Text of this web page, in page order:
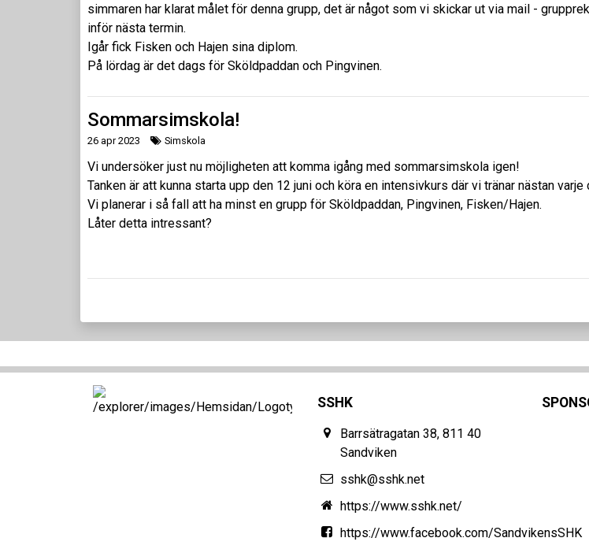
simmaren har klarat målet för denna grupp, det är något som vi skickar ut via mail -
inför nästa termin.
Igår fick Fisken och Hajen sina diplom.
På lördag är det dags för Sköldpaddan och Pingvinen.
Sommarsimskola!
26 apr 2023 Simskola
Vi undersöker just nu möjligheten att komma igång med sommarsimskola igen!
Tanken är att kunna starta upp den 12 juni och köra en intensivkurs där vi tränar nästan varje
Vi planerar i så fall att ha minst en grupp för Sköldpaddan, Pingvinen, Fisken/Hajen.
Låter detta intressant?
SSHK
Barrsätragatan 38, 811 40
Sandviken
sshk@sshk.net
https://www.sshk.net/
https://www.facebook.com/SandvikensSHK